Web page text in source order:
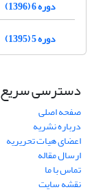
دوره 6 (1396)
دوره 5 (1395)
دسترسی سریع
صفحه اصلی
درباره نشریه
اعضای هیات تحریریه
ارسال مقاله
تماس با ما
نقشه سایت